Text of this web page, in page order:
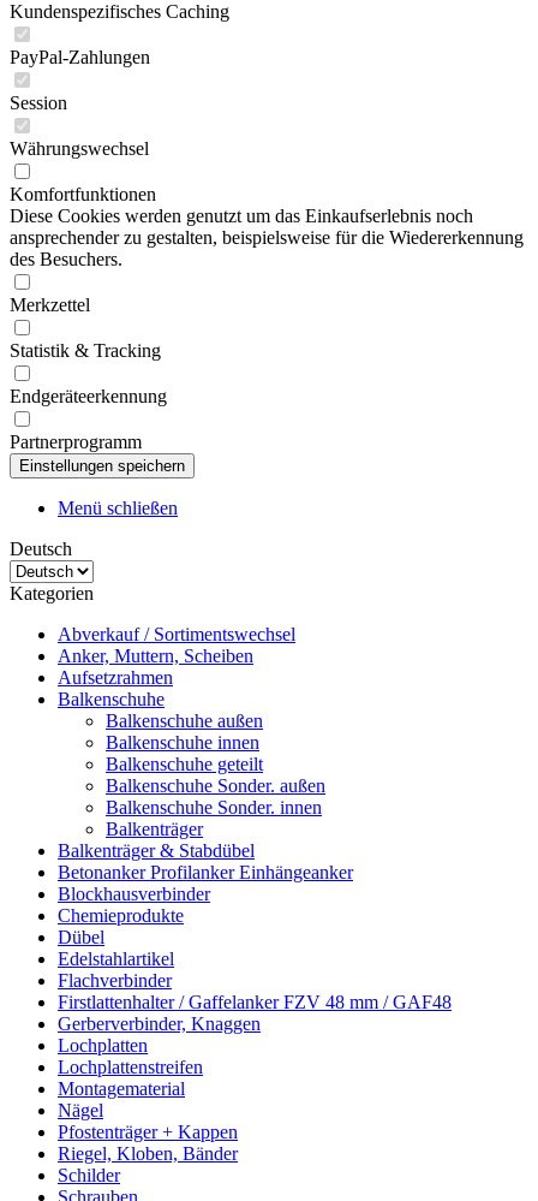
Kundenspezifisches Caching
PayPal-Zahlungen
Session
Währungswechsel
Komfortfunktionen
Diese Cookies werden genutzt um das Einkaufserlebnis noch
ansprechender zu gestalten, beispielsweise für die Wiedererkennung
des Besuchers.
Merkzettel
Statistik & Tracking
Endgeräteerkennung
Partnerprogramm
Menü schließen
Deutsch
Kategorien
Abverkauf / Sortimentswechsel
Anker, Muttern, Scheiben
Aufsetzrahmen
Balkenschuhe
Balkenschuhe außen
Balkenschuhe innen
Balkenschuhe geteilt
Balkenschuhe Sonder. außen
Balkenschuhe Sonder. innen
Balkenträger
Balkenträger & Stabdübel
Betonanker Profilanker Einhängeanker
Blockhausverbinder
Chemieprodukte
Dübel
Edelstahlartikel
Flachverbinder
Firstlattenhalter / Gaffelanker FZV 48 mm / GAF48
Gerberverbinder, Knaggen
Lochplatten
Lochplattenstreifen
Montagematerial
Nägel
Pfostenträger + Kappen
Riegel, Kloben, Bänder
Schilder
Schrauben